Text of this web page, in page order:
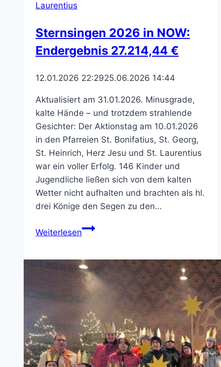
Laurentius
Sternsingen 2026 in NOW:
Endergebnis 27.214,44 €
12.01.2026 22:2925.06.2026 14:44
Aktualisiert am 31.01.2026. Minusgrade,
kalte Hände – und trotzdem strahlende
Gesichter: Der Aktionstag am 10.01.2026
in den Pfarreien St. Bonifatius, St. Georg,
St. Heinrich, Herz Jesu und St. Laurentius
war ein voller Erfolg. 146 Kinder und
Jugendliche ließen sich von dem kalten
Wetter nicht aufhalten und brachten als hl.
drei Könige den Segen zu den…
WeiterlesenSternsingen
NOW:
Endergebnis
27.214,44